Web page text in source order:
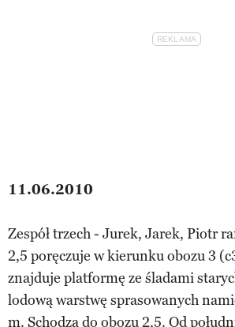
11.06.2010
Zespół trzech - Jurek, Jarek, Piotr
2,5 poręczuje w kierunku obozu 3
znajduje platformę ze śladami
lodową warstwę sprasowanych
m. Schodzą do obozu 2,5. Od